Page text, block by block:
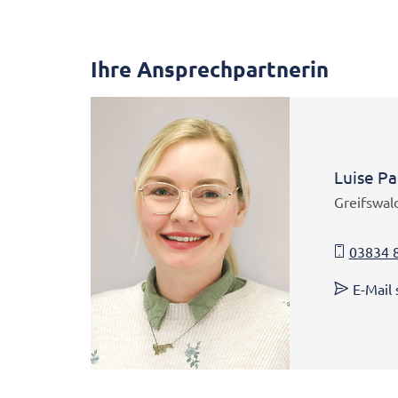
Ihre Ansprechpartnerin
Luise
03834
E-Mail